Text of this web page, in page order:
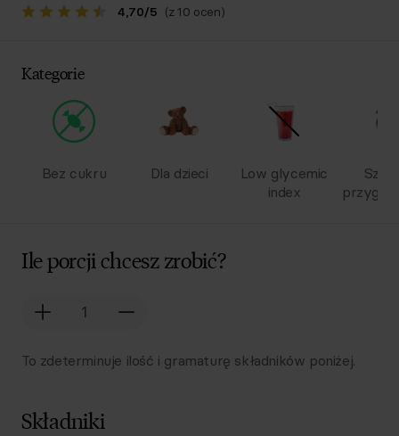
4,70/5 (z 10 ocen)
Kategorie
Bez cukru Dla dzieci
Low glycemic
index
Ile porcji chcesz zrobić?
To zdeterminuje ilość i gramaturę składników poniżej.
Składniki